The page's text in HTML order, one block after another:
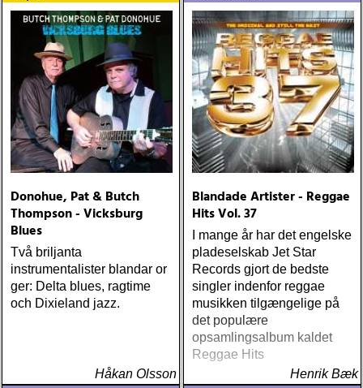
Donohue, Pat & Butch
Thompson - Vicksburg
Blues
Två briljanta
instrumentalister blandar or
ger: Delta blues, ragtime
och Dixieland jazz.
Håkan Olsson
Blandade Artister - Reggae
Hits Vol. 37
I mange år har det engelske
pladeselskab Jet Star
Records gjort de bedste
singler indenfor reggae
musikken tilgængelige på
det populære
opsamlingsalbum kaldet
Reggae Hits
Henrik Bæk